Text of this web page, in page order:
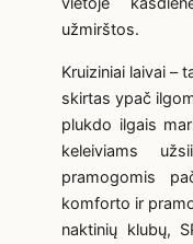
užmirštos.
Kruiziniai laivai –
skirtas ypač
plukdo ilgais
keleiviams
pramogomis
komforto ir
naktinių klubų,